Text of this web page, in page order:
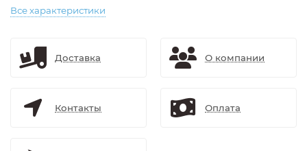
Все характеристики
Доставка О компании
Контакты Оплата